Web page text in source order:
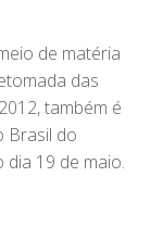
de matéria
das
também é
Brasil do
19 de maio.